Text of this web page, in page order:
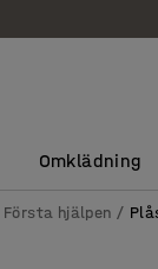
Omklädning
Första hjälpen